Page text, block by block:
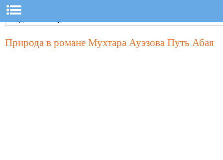
Природа в романе Мухтара Ауэзова Путь Абая